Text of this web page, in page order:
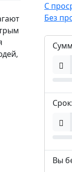
С
Без
Срок:
Вы